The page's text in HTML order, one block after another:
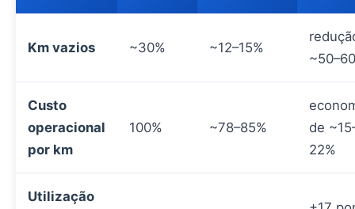
Km vazios ~30% ~12–15%
Custo
operacional
por km
100% ~78–85%
de
22%
Utilização